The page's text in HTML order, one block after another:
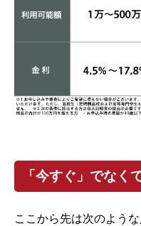
「今すぐ」でなく
ここから先は次のよう